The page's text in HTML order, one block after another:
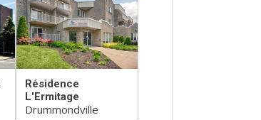
Résidence
L'Ermitage
Drummondville